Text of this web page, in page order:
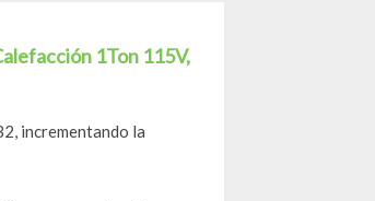
1Ton 115V,
incrementando la